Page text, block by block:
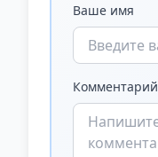
Ваше имя
Комментарий